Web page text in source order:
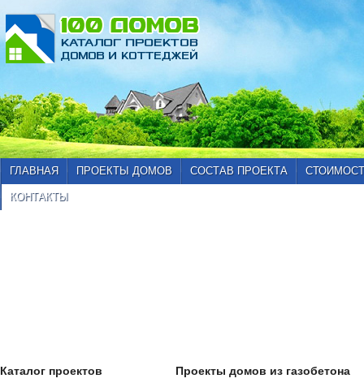
ГЛАВНАЯ ПРОЕКТЫ ДОМОВ СОСТАВ ПРОЕКТА
КОНТАКТЫ
Каталог проектов Проекты домов из газобетона